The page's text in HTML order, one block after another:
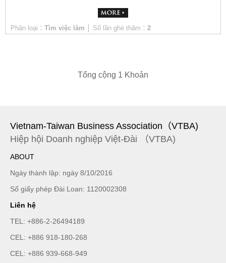
Phân loại： Tìm việc làm │ Số lần ghé thăm： 2
Tổng cộng 1 Khoản
Vietnam-Taiwan Business Association（VTBA)
Hiệp hội Doanh nghiệp Việt-Đài （VTBA)
ABOUT
Ngày thành lập: ngày 8/10/2016
Số giấy phép Đài Loan: 1120002308
Liên hệ
TEL: +886-2-26494189
CEL: +886 918-180-268
CEL: +886 939-668-949